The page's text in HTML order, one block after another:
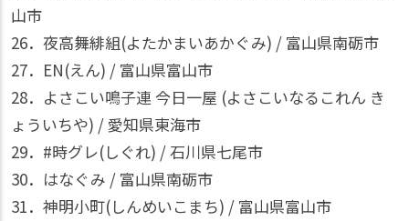
山市
26．夜高舞緋組(よたかまいあかぐみ) / 富山県南砺市
27．EN(えん) / 富山県富山市
28．よさこい鳴子連 今日一屋 (よさこいなるこれん き
ょういちや) / 愛知県東海市
29．#時グレ(しぐれ) / 石川県七尾市
30．はなぐみ / 富山県南砺市
31．神明小町(しんめいこまち) / 富山県富山市